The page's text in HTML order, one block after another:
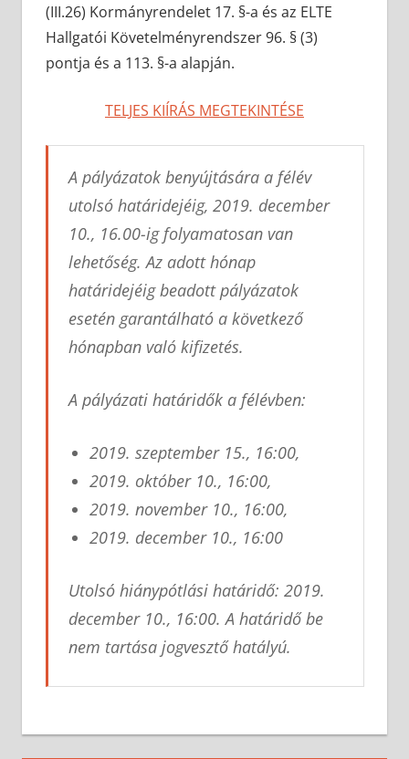
(III.26) Kormányrendelet 17. §-a és az ELTE
Hallgatói Követelményrendszer 96. § (3)
pontja és a 113. §-a alapján.
TELJES KIÍRÁS MEGTEKINTÉSE
A pályázatok benyújtására a félév
utolsó határidejéig, 2019. december
10., 16.00-ig folyamatosan van
lehetőség. Az adott hónap
határidejéig beadott pályázatok
esetén garantálható a következő
hónapban való kifizetés.
A pályázati határidők a félévben:
2019. szeptember 15., 16:00,
2019. október 10., 16:00,
2019. november 10., 16:00,
2019. december 10., 16:00
Utolsó hiánypótlási határidő: 2019.
december 10., 16:00. A határidő be
nem tartása jogvesztő hatályú.